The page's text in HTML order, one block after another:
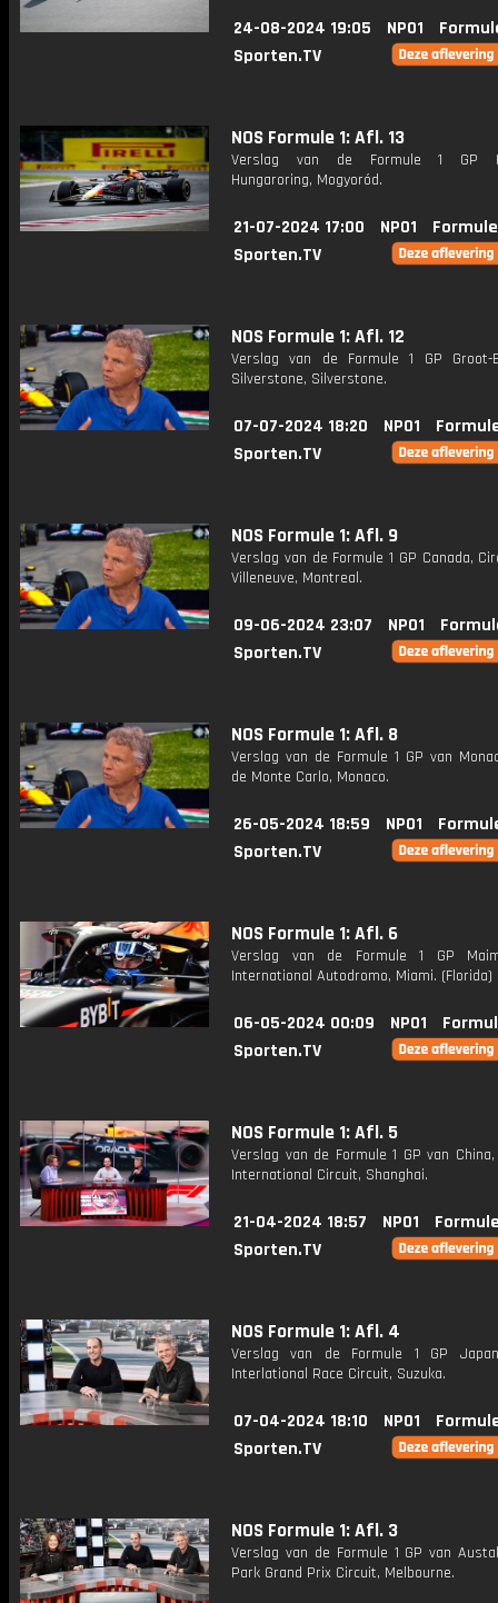
24-08-2024 19:05 NPO1
Sporten.TV
NOS Formule 1: Afl. 13
Verslag van de Formule 1 GP
Hungaroring, Mogyoród.
21-07-2024 17:00 NPO1
Sporten.TV
NOS Formule 1: Afl. 12
Verslag van de Formule 1 GP Groot-
Silverstone, Silverstone.
07-07-2024 18:20 NPO1
Sporten.TV
NOS Formule 1: Afl. 9
Verslag van de Formule 1 GP Canada,
Villeneuve, Montreal.
09-06-2024 23:07 NPO1
Sporten.TV
NOS Formule 1: Afl. 8
Verslag van de Formule 1 GP van
de Monte Carlo, Monaco.
26-05-2024 18:59 NPO1
Sporten.TV
NOS Formule 1: Afl. 6
Verslag van de Formule 1 GP
International Autodromo, Miami. (Florida)
06-05-2024 00:09 NPO1
Sporten.TV
NOS Formule 1: Afl. 5
Verslag van de Formule 1 GP van
International Circuit, Shanghai.
21-04-2024 18:57 NPO1
Sporten.TV
NOS Formule 1: Afl. 4
Verslag van de Formule 1 GP
Interlational Race Circuit, Suzuka.
07-04-2024 18:10 NPO1
Sporten.TV
NOS Formule 1: Afl. 3
Verslag van de Formule 1 GP van
Park Grand Prix Circuit, Melbourne.